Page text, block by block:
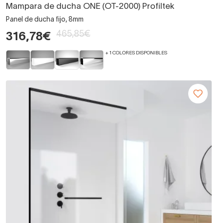
Mampara de ducha ONE (OT-2000) Profiltek
Panel de ducha fijo, 8mm
316,78€ 465,85€
+ 1 COLORES DISPONIBLES